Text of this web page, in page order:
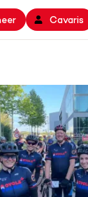
Cavaris
en